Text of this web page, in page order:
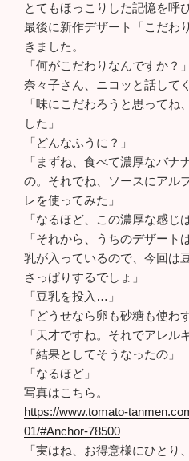
とてもほっこりした記憶を呼
最後に新作デザート「こだわ
きました。
「何がこだわりなんですか？」
奈々子さん、ニコッと話して
「味にこだわろうと思ってね
した」
「どんなふうに？」
「まずね、食べて濃厚なバナ
の。それでね、ソースにアル
レを使ってみた」
「なるほど、この濃厚な感じ
「それから、うちのデザート
乳が入っているので、今回は
さっぱりするでしょ」
「豆乳を投入…」
「どうせなら卵も砂糖も使わ
「天才ですね。それでアレル
「結果としてそうなったの」
「なるほど」
写真はこちら。
https://www.tomato-
01/#Anchor-78500
「実はね、お得意様にひとり